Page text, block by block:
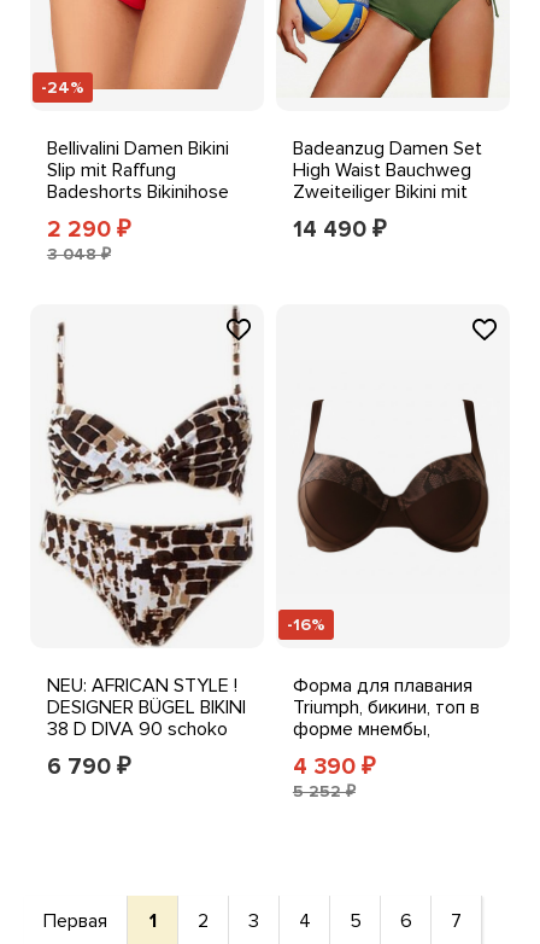
-24%
Bellivalini Damen Bikini
Slip mit Raffung
Badeshorts Bikinihose
Unterteil M-4XL
2 290 ₽
3 048 ₽
Badeanzug Damen Set
High Waist Bauchweg
Zweiteiliger Bikini mit
14 490 ₽
NEU: AFRICAN STYLE !
DESIGNER BÜGEL BIKINI
38 D DIVA 90 schoko
print *060392
6 790 ₽
-16%
Форма для плавания
Triumph, бикини, топ в
форме мнембы,
модель CTOW 90B,
новая с этикеткой
4 390 ₽
5 252 ₽
Первая 1 2 3 4 5 6 7